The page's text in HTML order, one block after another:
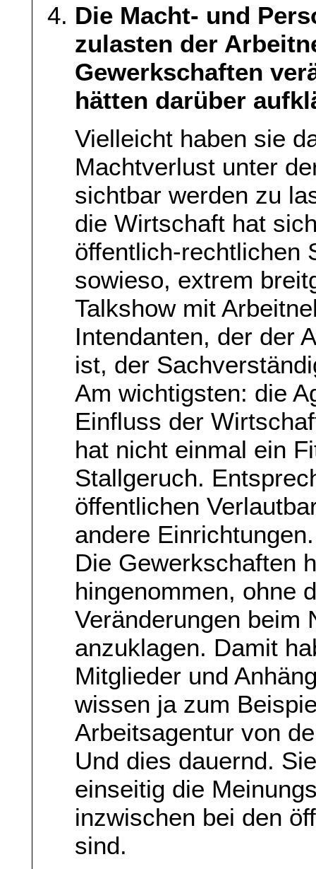
Die Macht- und
zulasten der
Gewerkschaften
hätten darüber
Vielleicht haben sie
Machtverlust unter
sichtbar werden zu
die Wirtschaft hat
öffentlich-rechtlichen
sowieso, extrem
Talkshow mit
Intendanten, der der
ist, der
Am wichtigsten: die
Einfluss der
hat nicht einmal ein
Stallgeruch.
öffentlichen
andere Einrichtungen.
Die Gewerkschaften
hingenommen, ohne
Veränderungen beim
anzuklagen. Damit
Mitglieder und
wissen ja zum
Arbeitsagentur von
Und dies dauernd.
einseitig die
inzwischen bei den
sind.